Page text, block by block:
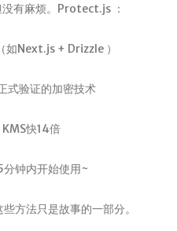
有麻烦。Protect.js ：
如Next.js + Drizzle ）
式验证的加密技术
快14倍
钟内开始使用~
方法只是故事的一部分。